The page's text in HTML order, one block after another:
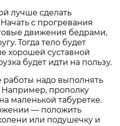
лучше сделать
с прогревания
движения бедрами,
Тогда тело будет
хорошей суставной
будет идти на пользу.
работы надо выполнять
Например, прополку
маленькой табуретке.
— положить
или подушечку и